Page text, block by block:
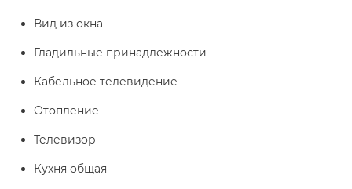
Вид из окна
Гладильные принадлежности
Кабельное телевидение
Отопление
Телевизор
Кухня общая